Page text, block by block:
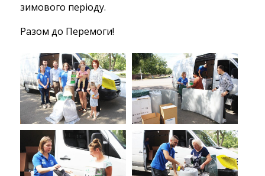
зимового періоду.
Разом до Перемоги!